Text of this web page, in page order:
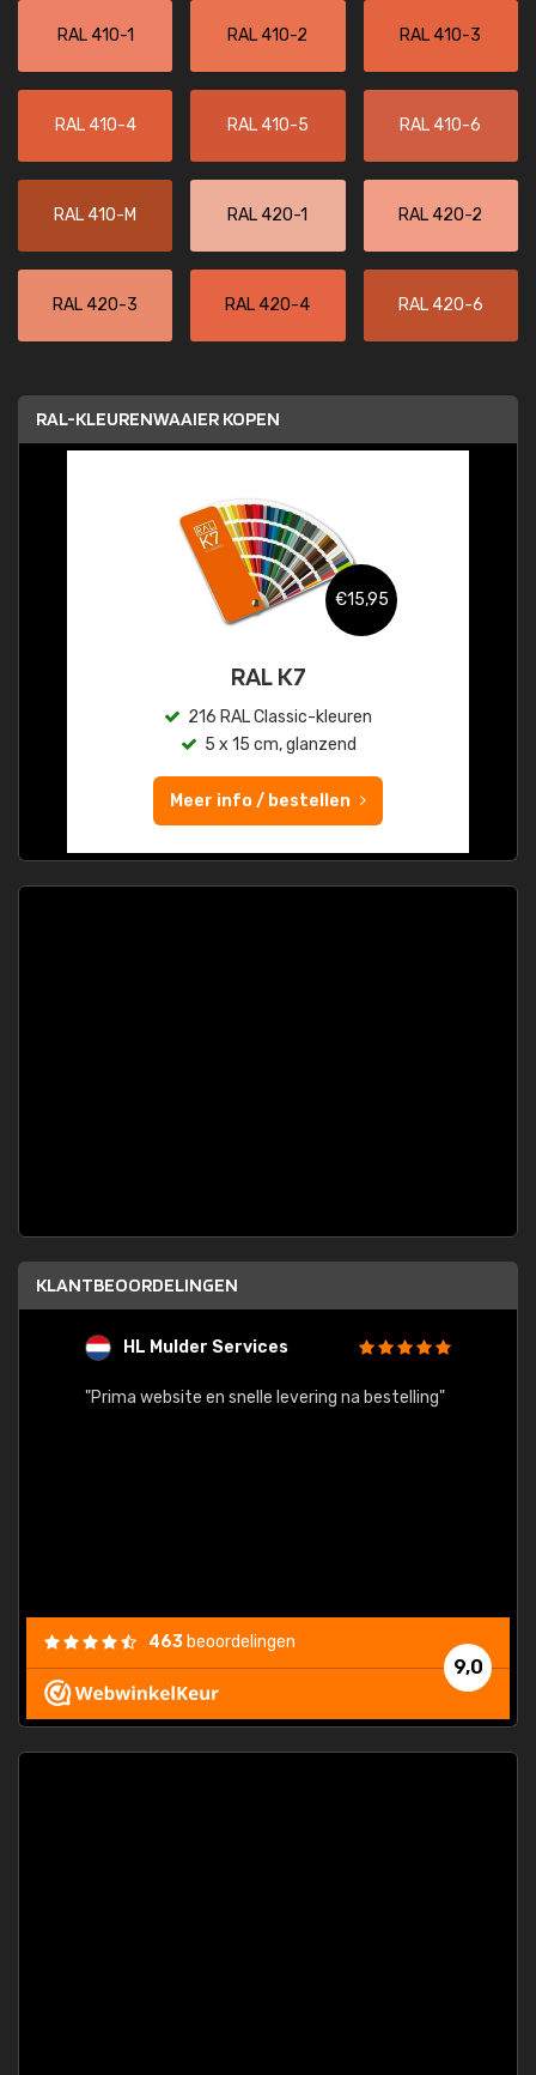
RAL 410-1 RAL 410-2 RAL 410-3
RAL 410-4 RAL 410-5 RAL 410-6
RAL 410-M RAL 420-1 RAL 420-2
RAL 420-3 RAL 420-4 RAL 420-6
RAL-KLEURENWAAIER KOPEN
€15,95
RAL K7
216 RAL Classic-kleuren
5 x 15 cm, glanzend
Meer info / bestellen
KLANTBEOORDELINGEN
HL Mulder Services
"Prima website en snelle levering na bestelling"
9,0
463 beoordelingen